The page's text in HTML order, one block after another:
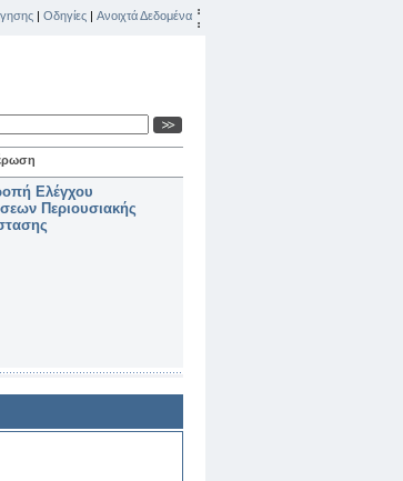
| Οδηγίες | Ανοιχτά Δεδομένα
Ελέγχου
Περιουσιακής